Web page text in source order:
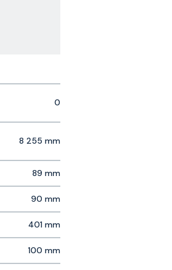
0
8 255 mm
89 mm
90 mm
401 mm
100 mm